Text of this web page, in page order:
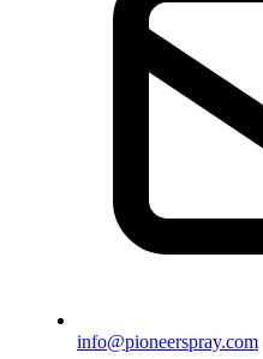
info@pioneerspray.com